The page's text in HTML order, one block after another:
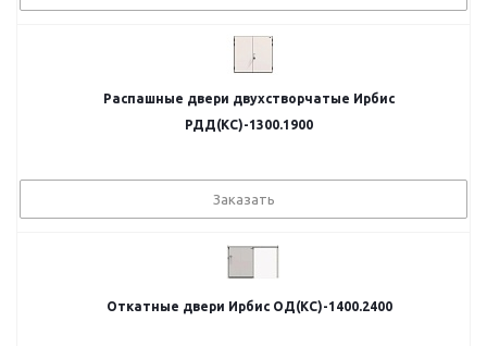
Распашные двери двухстворчатые Ирбис
РДД(КС)-1300.1900
Заказать
Откатные двери Ирбис ОД(КС)-1400.2400